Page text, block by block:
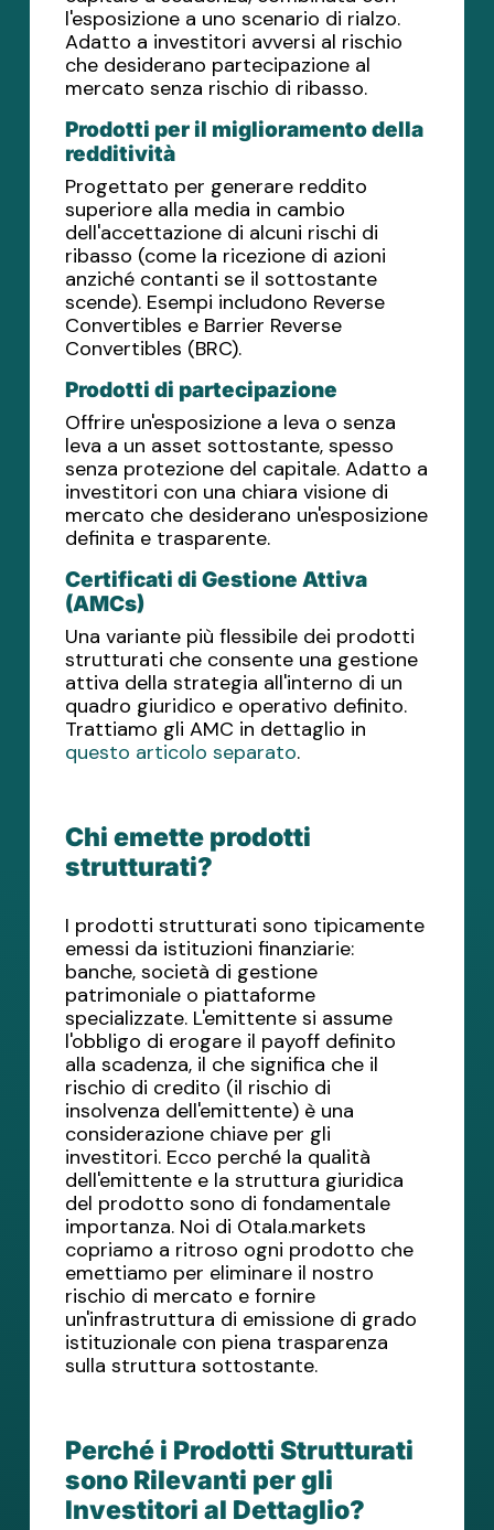
l'esposizione a uno scenario di rialzo.
Adatto a investitori avversi al rischio
che desiderano partecipazione al
mercato senza rischio di ribasso.
Prodotti per il miglioramento della
redditività
Progettato per generare reddito
superiore alla media in cambio
dell'accettazione di alcuni rischi di
ribasso (come la ricezione di azioni
anziché contanti se il sottostante
scende). Esempi includono Reverse
Convertibles e Barrier Reverse
Convertibles (BRC).
Prodotti di partecipazione
Offrire un'esposizione a leva o senza
leva a un asset sottostante, spesso
senza protezione del capitale. Adatto a
investitori con una chiara visione di
mercato che desiderano un'esposizione
definita e trasparente.
Certificati di Gestione Attiva
(AMCs)
Una variante più flessibile dei prodotti
strutturati che consente una gestione
attiva della strategia all'interno di un
quadro giuridico e operativo definito.
Trattiamo gli AMC in dettaglio in
questo articolo separato.
Chi emette prodotti
strutturati?
I prodotti strutturati sono tipicamente
emessi da istituzioni finanziarie:
banche, società di gestione
patrimoniale o piattaforme
specializzate. L'emittente si assume
l'obbligo di erogare il payoff definito
alla scadenza, il che significa che il
rischio di credito (il rischio di
insolvenza dell'emittente) è una
considerazione chiave per gli
investitori. Ecco perché la qualità
dell'emittente e la struttura giuridica
del prodotto sono di fondamentale
importanza. Noi di Otala.markets
copriamo a ritroso ogni prodotto che
emettiamo per eliminare il nostro
rischio di mercato e fornire
un'infrastruttura di emissione di grado
istituzionale con piena trasparenza
sulla struttura sottostante.
Perché i Prodotti Strutturati
sono Rilevanti per gli
Investitori al Dettaglio?